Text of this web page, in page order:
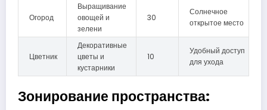
Огород
Выращивание
овощей и
зелени
30
Солнечное
открытое место
Цветник
Декоративные
цветы и
кустарники
10
Удобный доступ
для ухода
Зонирование пространства: